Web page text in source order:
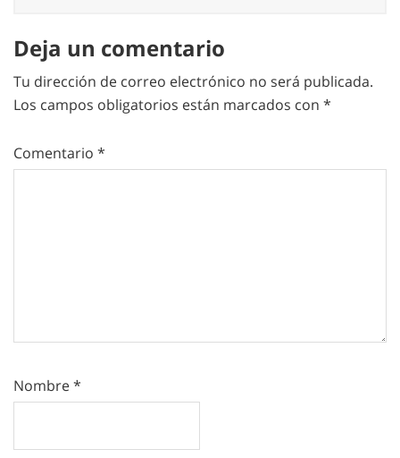
Deja un comentario
Tu dirección de correo electrónico no será publicada.
Los campos obligatorios están marcados con *
Comentario *
Nombre*